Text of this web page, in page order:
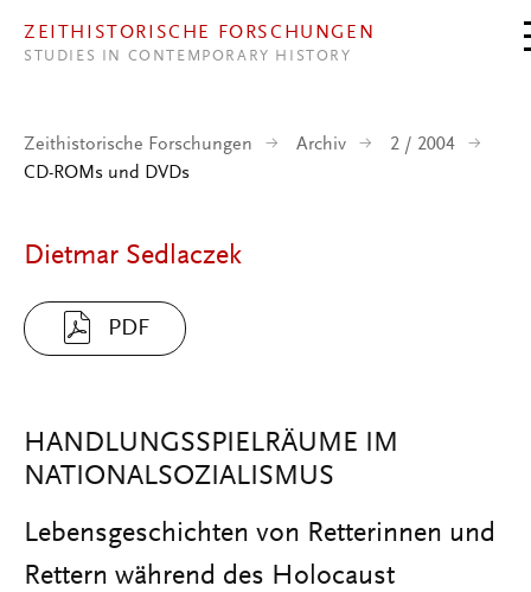
ZEITHISTORISCHE FORSCHUNGEN
STUDIES IN CONTEMPORARY HISTORY
Zeithistorische Forschungen Archiv
2 / 2004
CD-ROMs und DVDs
Dietmar Sedlaczek
PDF
HANDLUNGSSPIELRÄUME IM
NATIONALSOZIALISMUS
Lebensgeschichten von Retterinnen und
Rettern während des Holocaust